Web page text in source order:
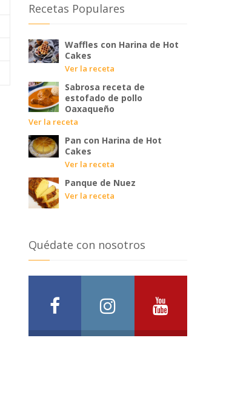
Recetas Populares
Waffles con Harina de Hot
Cakes
Ver la receta
Sabrosa receta de
estofado de pollo
Oaxaqueño
Ver la receta
Pan con Harina de Hot
Cakes
Ver la receta
Panque de Nuez
Ver la receta
Quédate con nosotros